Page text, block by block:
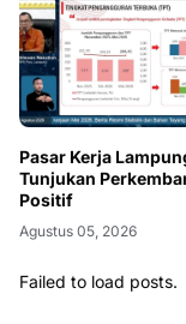
Pasar Kerja
Tunjukan
Positif
Agustus 05, 2026
Failed to load posts.